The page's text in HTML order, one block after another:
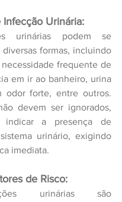
Infecção Urinária:
urinárias podem se
diversas formas, incluindo
frequente de
em ir ao banheiro, urina
odor forte, entre outros.
devem ser ignorados,
indicar a presença de
urinário, exigindo
imediata.
de Risco:
urinárias são